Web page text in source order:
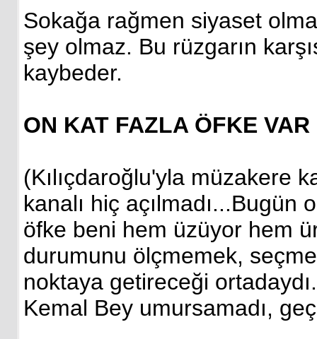
Sokağa rağmen siyaset
şey olmaz. Bu rüzgarın
kaybeder.
ON KAT FAZLA ÖFKE VAR
(Kılıçdaroğlu'yla müzakere
kanalı hiç
öfke beni hem üzüyor hem
durumunu ölçmemek,
noktaya getireceği
Kemal Bey umursamadı,